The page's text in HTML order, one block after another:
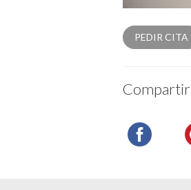
PEDIR CITA
Compartir